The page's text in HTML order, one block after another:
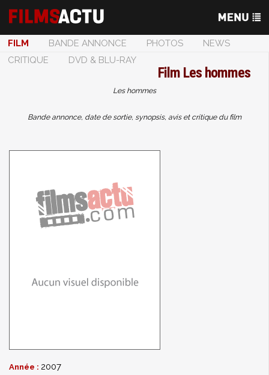
FILM BANDE ANNONCE PHOTOS
NEWS
CRITIQUE
DVD & BLU-RAY
Film Les hommes
Les hommes
Bande annonce, date de sortie, synopsis, avis et critique du film
Année : 2007